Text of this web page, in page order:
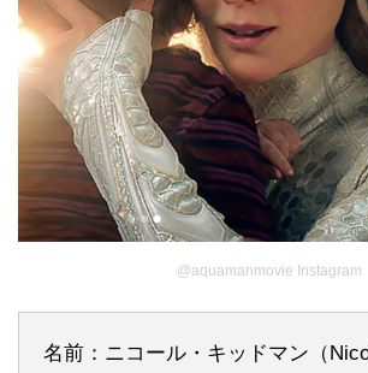
@aquamanmovie Instagram
名前：ニコール・キッドマン（